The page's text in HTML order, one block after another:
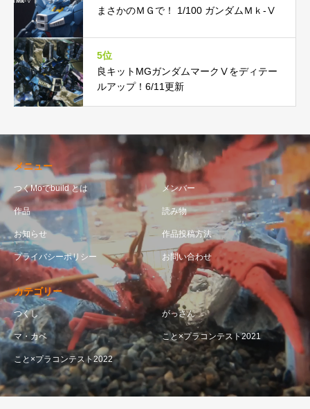
まさかのＭＧで！ 1/100 ガンダムＭｋ-Ⅴ
5位
良キットMGガンダムマークⅤをディテー
ルアップ！6/11更新
メニュー
つくMoでbuild とは メンバー
作品 読み物
お知らせ 作品投稿方法
プライバシーポリシー お問い合わせ
カテゴリー
つくし がっさん
マ・カベ こと×プラコンテスト2021
こと×プラコンテスト2022